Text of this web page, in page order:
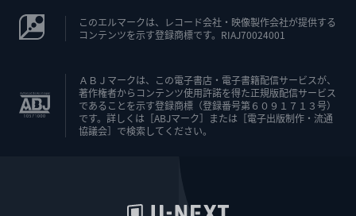
このエルマークは、レコード会社・映像製作会社が提供する
コンテンツを示す登録商標です。RIAJ70024001
ＡＢＪマークは、この電子書店・電子書籍配信サービスが、
著作権者からコンテンツ使用許諾を得た正規版配信サービス
であることを示す登録商標（登録番号第６０９１７１３号）
です。詳しくは［ABJマーク］または［電子出版制作・流通
協議会］で検索してください。